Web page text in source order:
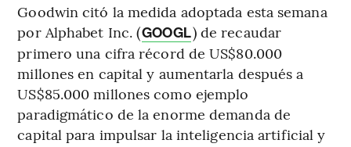
Goodwin citó la medida adoptada esta semana
por Alphabet Inc. (GOOGL) de recaudar
primero una cifra récord de US$80.000
millones en capital y aumentarla después a
US$85.000 millones como ejemplo
paradigmático de la enorme demanda de
capital para impulsar la inteligencia artificial y